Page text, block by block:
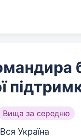
Вища за середню
Вся Україна